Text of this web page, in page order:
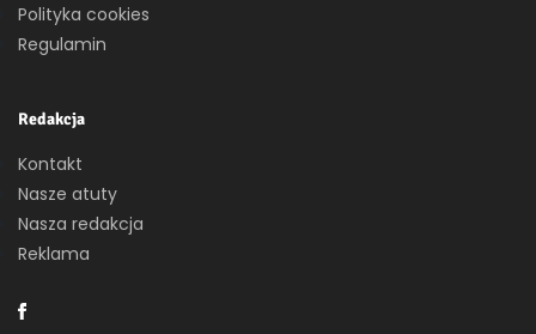
Polityka cookies
Regulamin
Redakcja
Kontakt
Nasze atuty
Nasza redakcja
Reklama